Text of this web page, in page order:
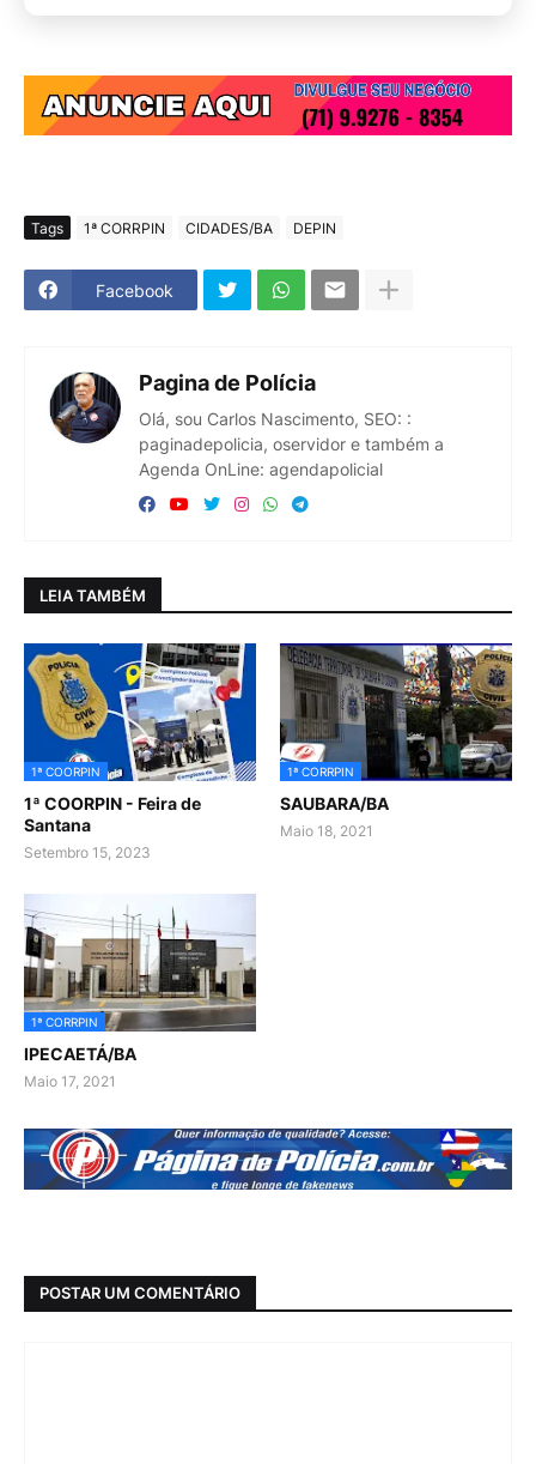
Tags 1ª CORRPIN CIDADES/BA DEPIN
Facebook
Pagina de Polícia
Olá, sou Carlos Nascimento, SEO: :
paginadepolicia, oservidor e também a
Agenda OnLine: agendapolicial
LEIA TAMBÉM
1ª COORPIN
1ª COORPIN - Feira de
Santana
Setembro 15, 2023
1ª CORRPIN
SAUBARA/BA
Maio 18, 2021
1ª CORRPIN
IPECAETÁ/BA
Maio 17, 2021
POSTAR UM COMENTÁRIO